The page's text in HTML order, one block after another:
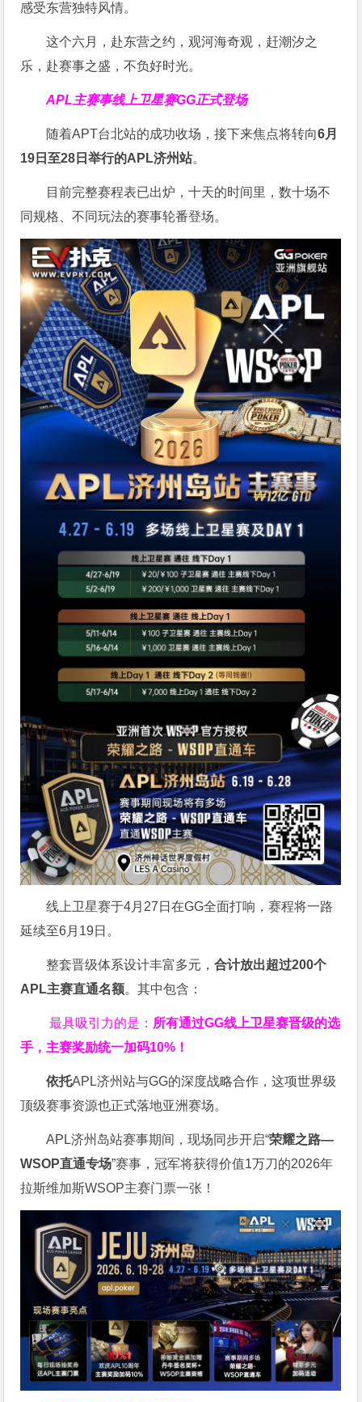
感受东营独特风情。
这个六月，赴东营之约，观河海奇观，赶潮汐之
乐，赴赛事之盛，不负好时光。
APL主赛事线上卫星赛GG正式登场
随着APT台北站的成功收场，接下来焦点将转向6月
19 日至28 日举行的APL济州站。
目前完整赛程表已出炉，十天的时间里，数十场不
同规格、不同玩法的赛事轮番登场。
线上卫星赛于4月27日在GG全面打响，赛程将一路
延续至6月19日。
整套晋级体系设计丰富多元，合计放出超过200个
APL主赛直通名额。其中包含：
最具吸引力的是： 所有通过GG线上卫星赛晋级的选
手，主赛奖励统一加码10% ！
依托APL济州站与GG的深度战略合作，这项世界级
顶级赛事资源也正式落地亚洲赛场。
APL济州岛站赛事期间，现场同步开启“荣耀之路—
WSOP直通专场”赛事，冠军将获得价值1万刀的2026年
拉斯维加斯WSOP主赛门票一张！